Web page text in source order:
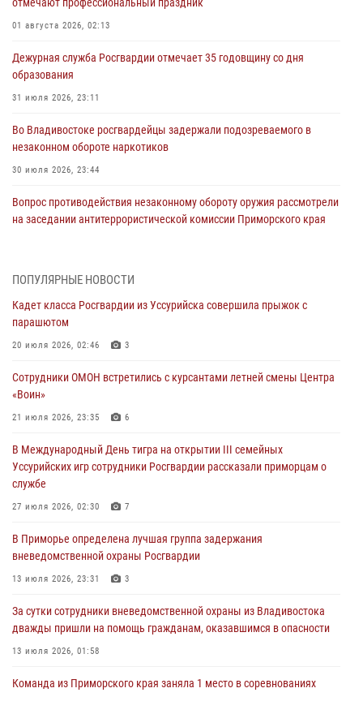
01 августа 2026, 02:13
Дежурная служба Росгвардии отмечает 35 годовщину со дня
образования
31 июля 2026, 23:11
Во Владивостоке росгвардейцы задержали подозреваемого в
незаконном обороте наркотиков
30 июля 2026, 23:44
Вопрос противодействия незаконному обороту оружия рассмотрели
на заседании антитеррористической комиссии Приморского края
Во Владивостоке во дворе жилого дома сотрудники
29 июля 2026, 01:17
В День Крещения Руси в Князь-Владимирском храме – Главном
ходом
посвященном Дню Крещения Руси
28 июля 2026, 05:39 3
В Международный День тигра на открытии III семейных
службе
27 июля 2026, 02:30
ПОПУЛЯРНЫЕ НОВОСТИ
Кадет класса Росгвардии из Уссурийска совершила прыжок с
парашютом
20 июля 2026, 02:46 3
Сотрудники ОМОН встретились с курсантами летней смены Центра
«Воин»
21 июля 2026, 23:35 6
В Международный День тигра на открытии III семейных
Уссурийских игр сотрудники Росгвардии рассказали приморцам о
службе
27 июля 2026, 02:30 7
В Приморье определена лучшая группа задержания
вневедомственной охраны Росгвардии
13 июля 2026, 23:31 3
За сутки сотрудники вневедомственной охраны из Владивостока
дважды пришли на помощь гражданам, оказавшимся в опасности
13 июля 2026, 01:58
Команда из Приморского края заняла 1 место в соревнованиях